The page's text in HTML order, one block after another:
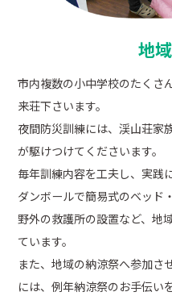
地
市内複数の小中学校のたくさ
来荘下さいます。
夜間防災訓練には、渓山荘家
が駆けつけてくださいます。
毎年訓練内容を工夫し、実践
ダンボールで簡易式のベッド
野外の救護所の設置など、地
ています。
また、地域の納涼祭へ参加さ
には、例年納涼祭のお手伝い